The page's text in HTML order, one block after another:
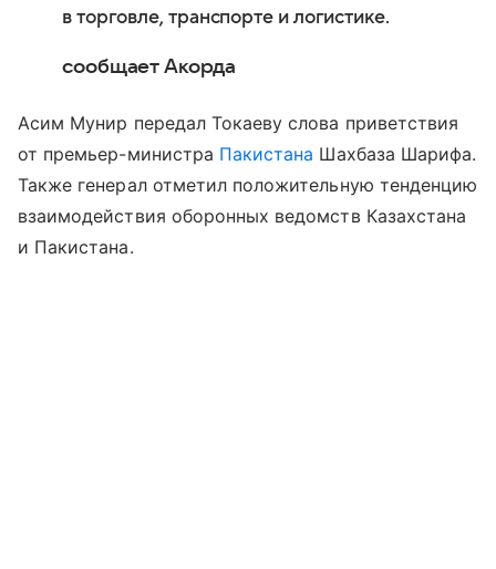
в торговле, транспорте и логистике.
сообщает Акорда
Асим Мунир передал Токаеву слова приветствия
от премьер-министра Пакистана Шахбаза Шарифа.
Также генерал отметил положительную тенденцию
взаимодействия оборонных ведомств Казахстана
и Пакистана.